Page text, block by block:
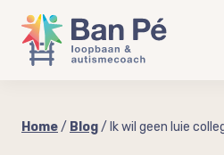
Home/ Blog/ Ik wil geen luie